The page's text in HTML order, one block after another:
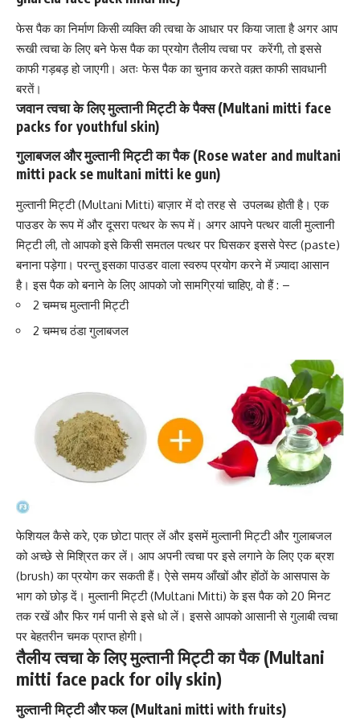
फेस पैक का निर्माण किसी व्यक्ति की त्वचा के आधार पर किया जाता है अगर आप
रूखी त्वचा के लिएबने फेस पैक का प्रयोग तैलीय त्वचा पर करेंगी, तो इससे
काफी गड़बड़ हो जाएगी। अतः फेस पैक का चुनाव करते वक़्त काफी सावधानी
बरतें।
जवान त्वचा के लिए मुल्तानी मिट्टी के पैक्स (Multani mitti face
packs for youthful skin)
गुलाबजल और मुल्तानी मिट्टी का पैक (Rose water and multani
mitti pack se multani mitti ke gun)
मुल्तानी मिट्टी (Multani Mitti) बाज़ार में दो तरह से उपलब्ध होती है। एक
पाउडर के रूप में और दूसरा पत्थर के रूप में। अगर आपने पत्थर वाली मुल्तानी
मिट्टी ली, तो आपको इसे किसी समतल पत्थर पर घिसकर इससे पेस्ट (paste)
बनाना पड़ेगा। परन्तु इसका पाउडर वाला स्वरुप प्रयोग करने में ज़्यादा आसान
है। इस पैक को बनाने के लिए आपको जो सामग्रियां चाहिए, वो हैं : –
2 चम्मच मुल्तानी मिट्टी
2 चम्मच ठंडा गुलाबजल
फेशियल कैसे करे, एक छोटा पात्र लें और इसमें मुल्तानी मिट्टी और गुलाबजल
को अच्छे से मिश्रित कर लें। आप अपनी त्वचा पर इसे लगाने के लिए एक ब्रश
(brush) का प्रयोग कर सकती हैं। ऐसे समय आँखों और होंठों के आसपास के
भाग को छोड़ दें। मुल्तानी मिट्टी (Multani Mitti) के इस पैक को 20 मिनट
तक रखें और फिर गर्म पानी से इसे धो लें। इससे आपको आसानी से गुलाबी त्वचा
पर बेहतरीन चमक प्राप्त होगी।
तैलीय त्वचा के लिए मुल्तानी मिट्टी का पैक (Multani
mitti face pack for oily skin)
मुल्तानी मिट्टी और फल (Multani mitti with fruits)